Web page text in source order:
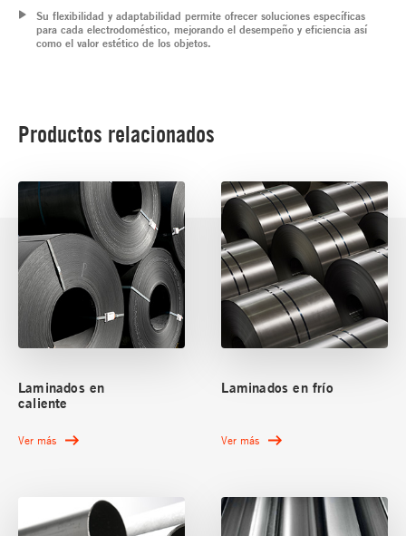
Su flexibilidad y adaptabilidad permite ofrecer soluciones específicas
para cada electrodoméstico, mejorando el desempeño y eficiencia así
como el valor estético de los objetos.
Productos relacionados
Laminados en
caliente
Ver más
Laminados en frío
Ver más